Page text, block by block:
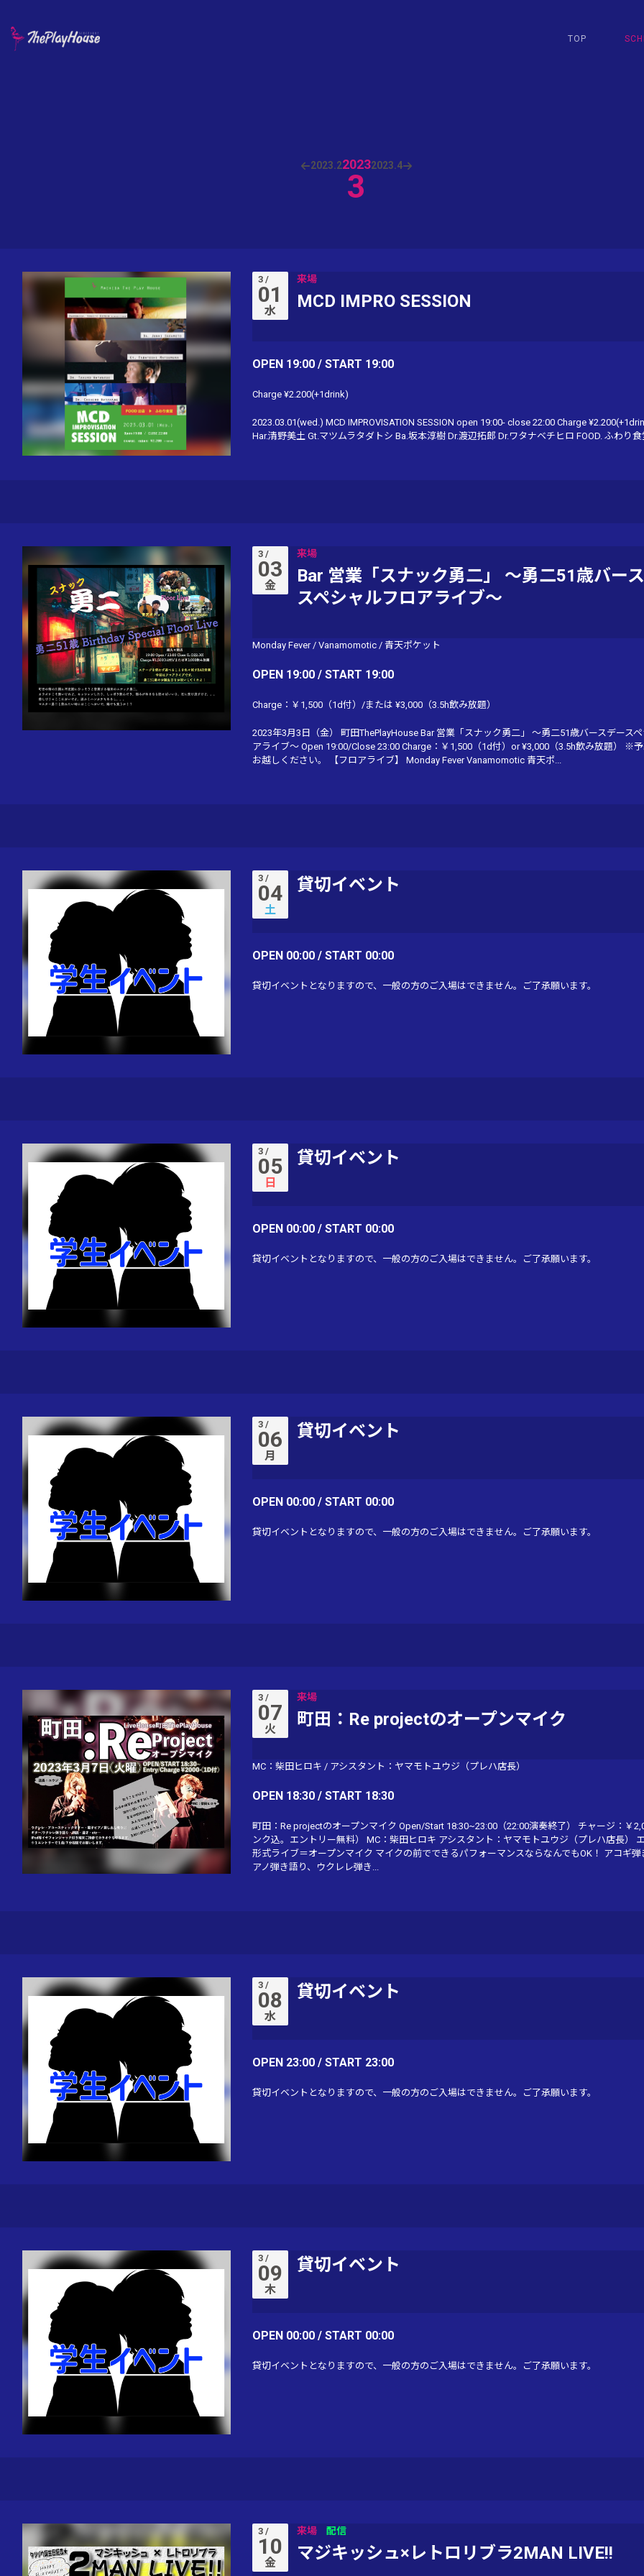
TOP
2023.22023
3
2023.4
3 /
01
水
来場
MCD IMPRO SESSION
OPEN 19:00 / START 19:00
Charge ¥2.200(+1drink)
2023.03.01(wed.) MCD IMPROVISATION SESSION open 19:00- close 22:00 Charge
Har.清野美土 Gt.マツムラタダトシ Ba.坂本淳樹 Dr.渡辺拓郎 Dr.ワタナベチヒロ FOOD. ふわり食
3 /
03
金
来場
Bar 営業「スナック勇二」 〜勇二51歳バー
スペシャルフロアライブ〜
Monday Fever/ Vanamomotic/ 青天ポケット
OPEN 19:00 / START 19:00
Charge：￥1,500（1d付）/または ¥3,000（3.5h飲み放題）
2023年3月3日（金） 町田ThePlayHouse Bar 営業「スナック勇二」 〜勇二51歳バースデース
アライブ〜 Open 19:00/Close 23:00 Charge：￥1,500（1d付）or ¥3,000（3.5h飲み放題） ※
お越しください。 【フロアライブ】 Monday Fever Vanamomotic 青天ポ...
3 /
04
土
貸切イベント
OPEN 00:00 / START 00:00
貸切イベントとなりますので、一般の方のご入場はできません。ご了承願います。
3 /
05
日
貸切イベント
OPEN 00:00 / START 00:00
貸切イベントとなりますので、一般の方のご入場はできません。ご了承願います。
3 /
06
月
貸切イベント
OPEN 00:00 / START 00:00
貸切イベントとなりますので、一般の方のご入場はできません。ご了承願います。
3 /
07
火
来場
町田：Re projectのオープンマイク
MC：柴田ヒロキ / アシスタント：ヤマモトユウジ（プレハ店長）
OPEN 18:30 / START 18:30
町田：Re projectのオープンマイク Open/Start 18:30~23:00（22:00演奏終了） チャージ：￥
ンク込。エントリー無料） MC：柴田ヒロキ アシスタント：ヤマモトユウジ（プレハ店長）
形式ライブ＝オープンマイク マイクの前でできるパフォーマンスならなんでもOK！ アコギ弾
アノ弾き語り、ウクレレ弾き...
3 /
08
水
貸切イベント
OPEN 23:00 / START 23:00
貸切イベントとなりますので、一般の方のご入場はできません。ご了承願います。
3 /
09
木
貸切イベント
OPEN 00:00 / START 00:00
貸切イベントとなりますので、一般の方のご入場はできません。ご了承願います。
3 /
10
金
来場 配信
マジキッシュ×レトロリブラ2MAN LIVE!!